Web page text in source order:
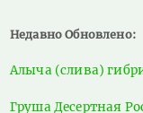
Недавно Обновлено:
Алыча (слива)
Груша Десертная